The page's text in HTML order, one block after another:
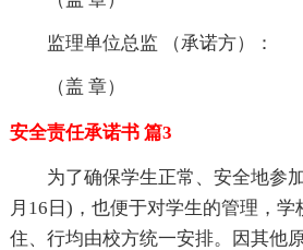
监理单位总监 （承诺方）：
（盖 章）
安全责任承诺书 篇3
为了确保学生正常、安全地
月16日)，也便于对学生的管理，学
住、行均由校方统一安排。因其他